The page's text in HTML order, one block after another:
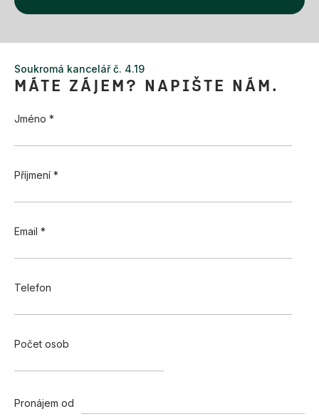
Soukromá kancelář č. 4.19
MÁTE ZÁJEM? NAPIŠTE NÁM.
Jméno *
Příjmení *
Email *
Telefon
Počet osob
Pronájem od